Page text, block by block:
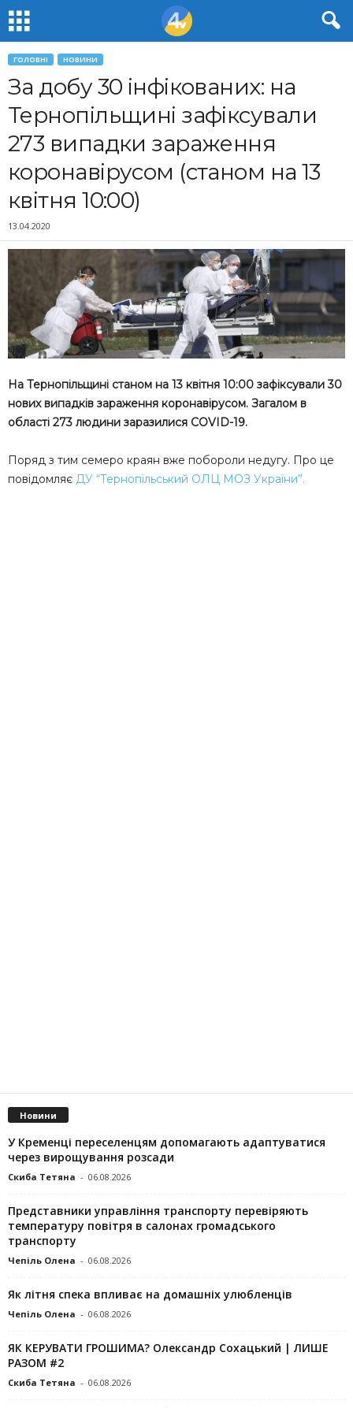
ГОЛОВНІ НОВИНИ
За добу 30 інфікованих: на
Тернопільщині зафіксували
273 випадки зараження
коронавірусом (станом на 13
квітня 10:00)
13.04.2020
На Тернопільщині станом на 13 квітня 10:00 зафіксували 30
нових випадків зараження коронавірусом. Загалом в
області 273 людини заразилися COVID-19.
Поряд з тим семеро краян вже побороли недугу. Про це
повідомляє ДУ “Тернопільський ОЛЦ МОЗ України”.
Новини
У Кременці переселенцям допомагають адаптуватися
через вирощування розсади
Скиба Тетяна - 06.08.2026
Представники управління транспорту перевіряють
температуру повітря в салонах громадського
транспорту
Чепіль Олена - 06.08.2026
Як літня спека впливає на домашніх улюбленців
Чепіль Олена - 06.08.2026
ЯК КЕРУВАТИ ГРОШИМА? Олександр Сохацький | ЛИШЕ
РАЗОМ #2
Скиба Тетяна - 06.08.2026